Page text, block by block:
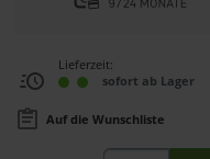
Lieferzeit:
sofort ab Lager
Auf die Wunschliste